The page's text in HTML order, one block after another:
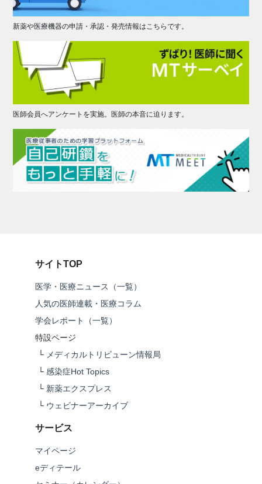
新薬や医療機器の申請・承認・発売情報はこちらです。
医師会員へアンケートを実施。医師の本音に迫ります。
サイトTOP
医学・医療ニュース（一覧）
人気の医師連載・医療コラム
学会レポート（一覧）
特設ページ
└ メディカルトリビューン情報局
└ 感染症Hot Topics
└ 新薬エクスプレス
└ ウェビナーアーカイブ
サービス
マイページ
eディテール